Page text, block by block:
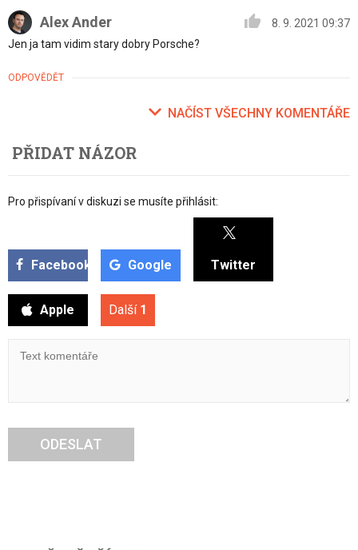
Alex Ander
8. 9. 2021 09:37
Jen ja tam vidim stary dobry Porsche?
ODPOVĚDĚT
NAČÍST VŠECHNY KOMENTÁŘE
PŘIDAT NÁZOR
Pro přispívaní v diskuzi se musíte přihlásit:
Facebook Google Twitter
Apple Další 1
ODESLAT